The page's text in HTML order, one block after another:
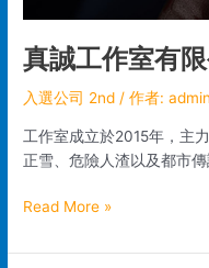
真誠工作室有
入選公司 2nd / 作者:
工作室成立於2015年，主
正雪、危險人渣以及都市
Read More »